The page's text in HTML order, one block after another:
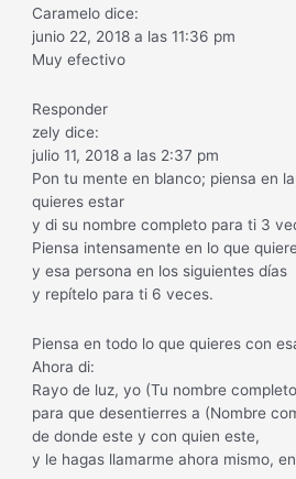
Caramelo dice:
junio 22, 2018 a las 11:36 pm
Muy efectivo
Responder
zely dice:
julio 11, 2018 a las 2:37 pm
Pon tu mente en blanco; piensa en
quieres estar
y di su nombre completo para ti 3
Piensa intensamente en lo que
y esa persona en los siguientes días
y repítelo para ti 6 veces.
Piensa en todo lo que quieres con
Ahora di:
Rayo de luz, yo (Tu nombre
para que desentierres a (Nombre
de donde este y con quien este,
y le hagas llamarme ahora mismo,